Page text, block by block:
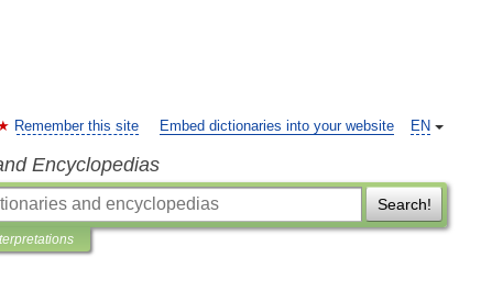
EN
Remember this site Embed dictionaries into your website
Encyclopedias
Search!